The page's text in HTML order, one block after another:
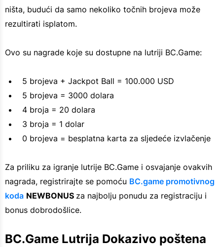
ništa, budući da samo nekoliko točnih brojeva može
rezultirati isplatom.
Ovo su nagrade koje su dostupne na lutriji BC.Game:
5 brojeva + Jackpot Ball = 100.000 USD
5 brojeva = 3000 dolara
4 broja = 20 dolara
3 broja = 1 dolar
0 brojeva = besplatna karta za sljedeće izvlačenje
Za priliku za igranje lutrije BC.Game i osvajanje ovakvih
nagrada, registrirajte se pomoću BC.game promotivnog
koda NEWBONUS za najbolju ponudu za registraciju i
bonus dobrodošlice.
BC.Game Lutrija Dokazivo poštena